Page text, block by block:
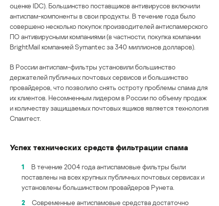
оценке IDC). Большинство поставщиков антивирусов включили
антиспам-компоненты в свои продукты. В течение года было
совершено несколько покупок производителей антиспамерского
ПО антивирусными компаниями (в частности, покупка компании
BrightMail компанией Symantec за 340 миллионов долларов).
В России антиспам-фильтры установили большинство
держателей публичных почтовых сервисов и большинство
провайдеров, что позволило снять остроту проблемы спама для
их клиентов. Несомненным лидером в России по объему продаж
и количеству защищаемых почтовых ящиков является технология
Спамтест.
Успех технических средств фильтрации спама
1
В течение 2004 года антиспамовые фильтры были
поставлены на всех крупных публичных почтовых сервисах и
установлены большинством провайдеров Рунета.
2
Современные антиспамовые средства достаточно